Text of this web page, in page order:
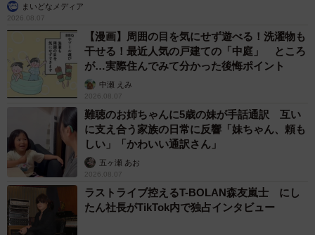
まいどなメディア
2026.08.07
【漫画】周囲の目を気にせず遊べる！洗濯物も
干せる！最近人気の戸建ての「中庭」 ところ
が…実際住んでみて分かった後悔ポイント
中瀬 えみ
2026.08.07
難聴のお姉ちゃんに5歳の妹が手話通訳 互い
に支え合う家族の日常に反響「妹ちゃん、頼も
しい」「かわいい通訳さん」
五ヶ瀬 あお
2026.08.07
ラストライブ控えるT-BOLAN森友嵐士 にし
たん社長がTikTok内で独占インタビュー